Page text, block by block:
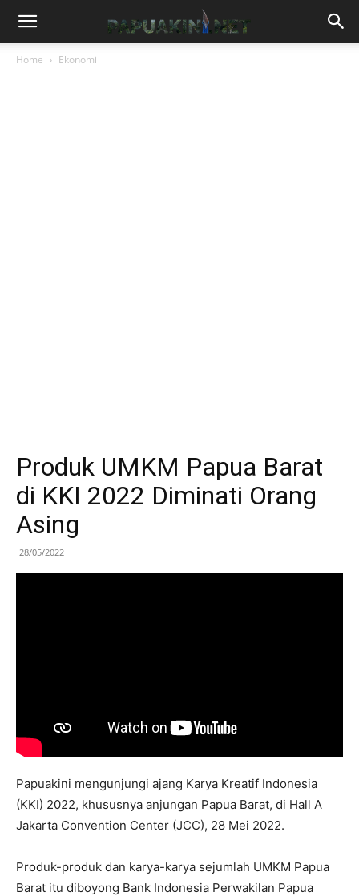
Home Ekonomi
Produk UMKM Papua Barat
di KKI 2022 Diminati Orang
Asing
28/05/2022
Papuakini mengunjungi ajang Karya Kreatif Indonesia
(KKI) 2022, khususnya anjungan Papua Barat, di Hall A
Jakarta Convention Center (JCC), 28 Mei 2022.
Produk-produk dan karya-karya sejumlah UMKM Papua
Barat itu diboyong Bank Indonesia Perwakilan Papua